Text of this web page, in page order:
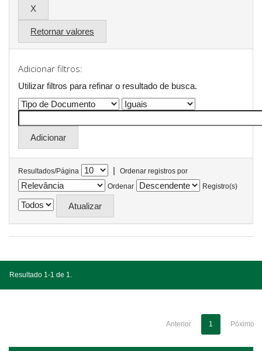
Retornar valores
Adicionar filtros:
Utilizar filtros para refinar o resultado de busca.
Resultados/Página |
Ordenar registros por
Ordenar
Registro(s)
Resultado 1-1 de 1.
Anterior 1 Póximo